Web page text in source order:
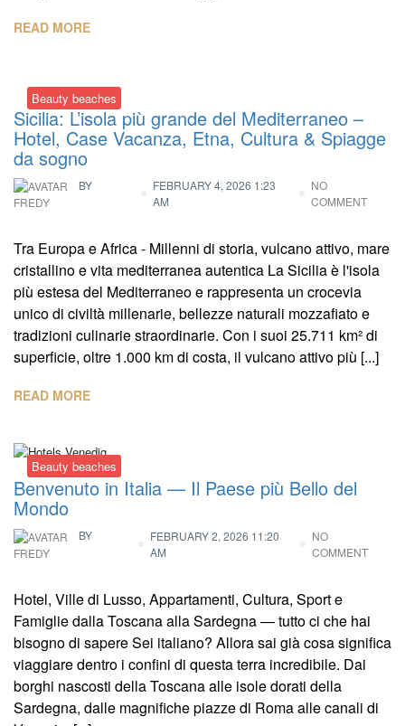
READ MORE
Beauty beaches
Sicilia: L’isola più grande del Mediterraneo –
Hotel, Case Vacanza, Etna, Cultura & Spiagge
da sogno
BY
FREDY
FEBRUARY 4, 2026 1:23
AM
NO
COMMENT
Tra Europa e Africa - Millenni di storia, vulcano attivo, mare
cristallino e vita mediterranea autentica La Sicilia è l'isola
più estesa del Mediterraneo e rappresenta un crocevia
unico di civiltà millenarie, bellezze naturali mozzafiato e
tradizioni culinarie straordinarie. Con i suoi 25.711 km² di
superficie, oltre 1.000 km di costa, il vulcano attivo più [...]
READ MORE
Beauty beaches
Benvenuto in Italia — Il Paese più Bello del
Mondo
BY
FREDY
FEBRUARY 2, 2026 11:20
AM
NO
COMMENT
Hotel, Ville di Lusso, Appartamenti, Cultura, Sport e
Famiglie dalla Toscana alla Sardegna — tutto ci che hai
bisogno di sapere Sei italiano? Allora sai già cosa significa
viaggiare dentro i confini di questa terra incredibile. Dai
borghi nascosti della Toscana alle isole dorati della
Sardegna, dalle magnifiche piazze di Roma alle canali di